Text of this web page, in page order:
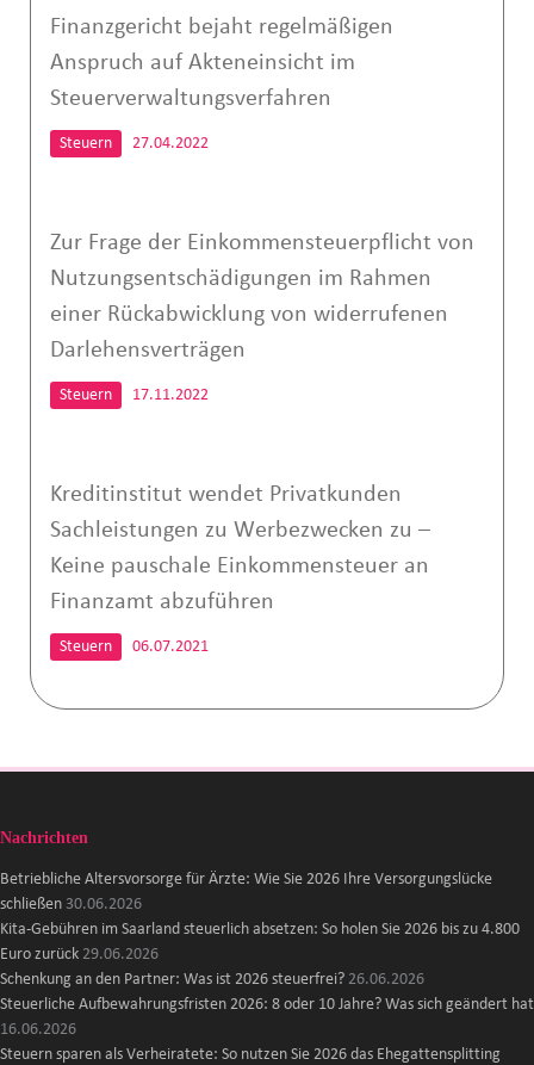
Finanzgericht bejaht regelmäßigen
Anspruch auf Akteneinsicht im
Steuerverwaltungsverfahren
Steuern 27.04.2022
Zur Frage der Einkommensteuerpflicht von
Nutzungsentschädigungen im Rahmen
einer Rückabwicklung von widerrufenen
Darlehensverträgen
Steuern 17.11.2022
Kreditinstitut wendet Privatkunden
Sachleistungen zu Werbezwecken zu –
Keine pauschale Einkommensteuer an
Finanzamt abzuführen
Steuern 06.07.2021
Nachrichten
Betriebliche Altersvorsorge für Ärzte: Wie Sie 2026 Ihre Versorgungslücke
schließen 30.06.2026
Kita-Gebühren im Saarland steuerlich absetzen: So holen Sie 2026 bis zu 4.800
Euro zurück 29.06.2026
Schenkung an den Partner: Was ist 2026 steuerfrei? 26.06.2026
Steuerliche Aufbewahrungsfristen 2026: 8 oder 10 Jahre? Was sich geändert hat
16.06.2026
Steuern sparen als Verheiratete: So nutzen Sie 2026 das Ehegattensplitting